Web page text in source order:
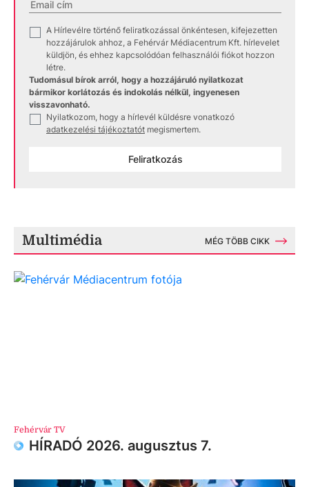
A Hírlevélre történő feliratkozással önkéntesen, kifejezetten
hozzájárulok ahhoz, a Fehérvár Médiacentrum Kft. hírlevelet
küldjön, és ehhez kapcsolódóan felhasználói fiókot hozzon
létre.
Tudomásul bírok arról, hogy a hozzájáruló nyilatkozat
bármikor korlátozás és indokolás nélkül, ingyenesen
visszavonható.
Nyilatkozom, hogy a hírlevél küldésre vonatkozó
adatkezelési tájékoztatót megismertem.
Feliratkozás
Multimédia MÉG TÖBB CIKK
Fehérvár TV
HÍRADÓ 2026. augusztus 7.